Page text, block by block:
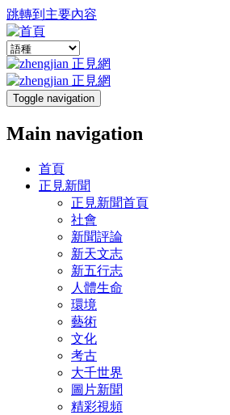
跳轉到主要內容
Toggle navigation
Main navigation
首頁
正見新聞
正見新聞首頁
社會
新聞評論
新天文志
新五行志
人體生命
環境
藝術
文化
考古
大千世界
圖片新聞
精彩視頻